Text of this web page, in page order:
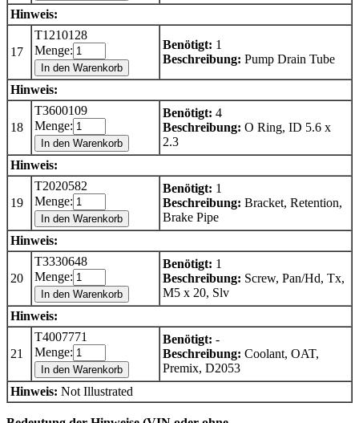
Hinweis:
17
T1210128
Menge:
In den Warenkorb
Benötigt: 1
Beschreibung: Pump Drain Tube
Hinweis:
18
T3600109
Menge:
In den Warenkorb
Benötigt: 4
Beschreibung: O Ring, ID 5.6 x
2.3
Hinweis:
19
T2020582
Menge:
In den Warenkorb
Benötigt: 1
Beschreibung: Bracket, Retention,
Brake Pipe
Hinweis:
20
T3330648
Menge:
In den Warenkorb
Benötigt: 1
Beschreibung: Screw, Pan/Hd, Tx,
M5 x 20, Slv
Hinweis:
21
T4007771
Menge:
In den Warenkorb
Benötigt: -
Beschreibung: Coolant, OAT,
Premix, D2053
Hinweis: Not Illustrated